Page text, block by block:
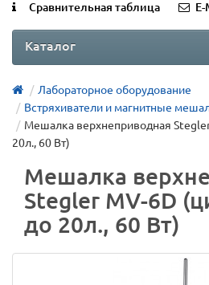
Сравнительная таблица
E-
Каталог
Лабораторное оборудование
Встряхиватели и магнитные
Мешалка верхнеприводная
20л., 60 Вт)
Мешалка
Stegler MV-6D
до 20л., 60 Вт)